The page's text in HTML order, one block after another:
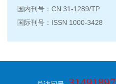
国内刊号：CN 31-1289/TP
国际刊号：ISSN 1000-3428